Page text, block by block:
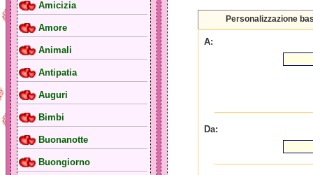
Amicizia
Amore
Animali
Antipatia
Auguri
Bimbi
Buonanotte
Buongiorno
Personalizzazione
A:
Da: